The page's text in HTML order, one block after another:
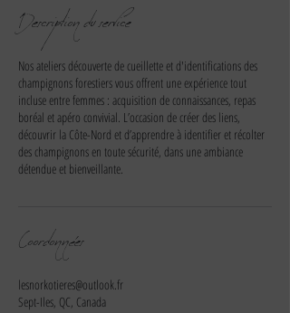
Description du service
Nos ateliers découverte de cueillette et d'identifications des
champignons forestiers vous offrent une expérience tout
incluse entre femmes : acquisition de connaissances, repas
boréal et apéro convivial. L’occasion de créer des liens,
découvrir la Côte-Nord et d’apprendre à identifier et récolter
des champignons en toute sécurité, dans une ambiance
détendue et bienveillante.
Coordonnées
lesnorkotieres@outlook.fr
Sept-Iles, QC, Canada